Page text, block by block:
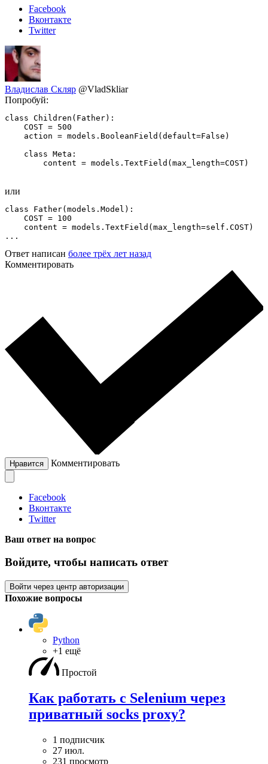
Facebook
Вконтакте
Twitter
Владислав Скляр @VladSkliar
Попробуй:
class Children(Father):
    COST = 500
    action = models.BooleanField(default=False)
    class Meta:
        content = models.TextField(max_length=COST)
или
class Father(models.Model):
    COST = 100
    content = models.TextField(max_length=self.COST)
...
Ответ написан более трёх лет назад
Комментировать
Нравится Комментировать
Facebook
Вконтакте
Twitter
Ваш ответ на вопрос
Войдите, чтобы написать ответ
Войти через центр авторизации
Похожие вопросы
Python
+1 ещё
Простой
Как работать с Selenium через
приватный socks proxy?
1 подписчик
27 июл.
231 просмотр